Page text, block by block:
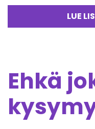
Arvostelu
LUE
Ehkä